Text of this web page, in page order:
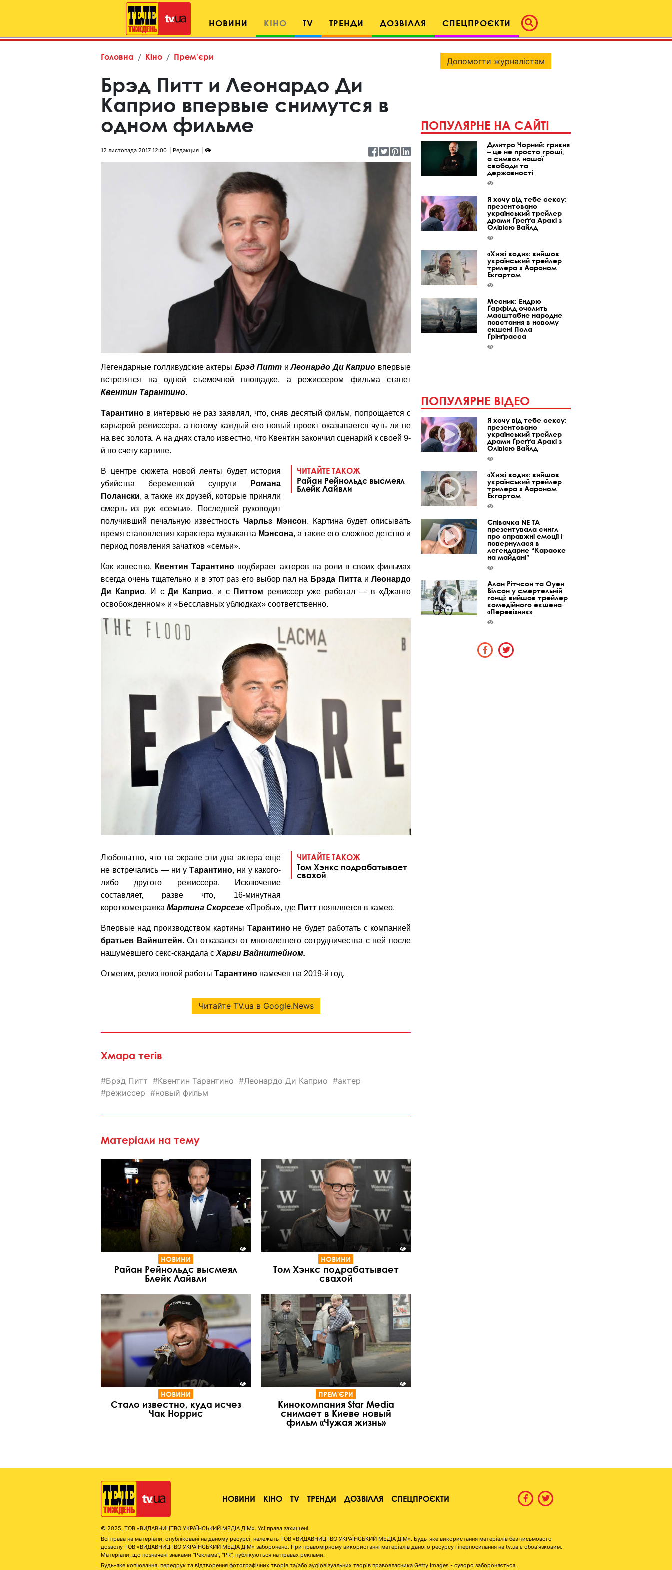
НОВИНИ КІНО TV ТРЕНДИ ДОЗВІЛЛЯ СПЕЦПРОЄКТИ
Головна Кіно Прем'єри
Брэд Питт и Леонардо Ди
Каприо впервые снимутся в
одном фильме
12 листопада 2017 12:00 Редакция
Легендарные голливудские актеры Брэд Питт иЛеонардо Ди Каприо впервые
встретятся на одной съемочной площадке, а режиссером фильма станет
Квентин Тарантино.
Тарантино в интервью не раз заявлял, что, сняв десятый фильм, попрощается с
карьерой режиссера, а потому каждый его новый проект оказывается чуть ли не
на вес золота. А на днях стало известно, что Квентин закончил сценарий к своей 9-
й по счету картине.
ЧИТАЙТЕ ТАКОЖ
Райан Рейнольдс высмеял
Блейк Лайвли
В центре сюжета новой ленты будет история
убийства беременной супруги
Романа
Полански, а также их друзей, которые приняли
смерть из рук «семьи». Последней руководит
получивший печальную известностьЧарльз Мэнсон. Картина будет описывать
время становления характера музыканта Мэнсона, а также его сложное детство и
период появления зачатков «семьи».
Как известно, Квентин Тарантино подбирает актеров на роли в своих фильмах
всегда очень тщательно и в этот раз его выбор пал на Брэда ПиттаиЛеонардо
Ди Каприо. И с Ди Каприо, и с Питтом режиссер уже работал — в «Джанго
освобожденном» и «Бесславных ублюдках» соответственно.
ЧИТАЙТЕ ТАКОЖ
Том Хэнкс подрабатывает
свахой
Любопытно, что на экране эти два актера еще
не встречались — ни у Тарантино, ни у какого-
либо другого режиссера. Исключение
составляет, разве что, 16-минутная
короткометражка Мартина Скорсезе «Пробы», где Питт появляется в камео.
Впервые над производством картины Тарантиноне будет работать с компанией
братьев Вайнштейн. Он отказался от многолетнего сотрудничества с ней после
нашумевшего секс-скандала с Харви Вайнштейном.
Отметим, релиз новой работы Тарантино намечен на 2019-й год.
Читайте TV.ua в Google.News
Хмара тегів
Брэд Питт Квентин Тарантино Леонардо Ди Каприо
актер
режиссер
новый фильм
Матеріали на тему
НОВИНИ
Райан Рейнольдс высмеял
Блейк Лайвли
НОВИНИ
Том Хэнкс подрабатывает
свахой
НОВИНИ
Стало известно, куда исчез
Чак Норрис
ПРЕМ'ЄРИ
Кинокомпания Star Media
снимает в Киеве новый
фильм «Чужая жизнь»
Допомогти журналістам
ПОПУЛЯРНЕ НА САЙТІ
Дмитро Чорний: гривня
– це не просто гроші,
а символ нашої
свободи та
державності
Я хочу від тебе сексу:
презентовано
український трейлер
драми Ґреґґа Аракі з
Олівією Вайлд
«Хижі води»: вийшов
український трейлер
трилера з Аароном
Екгартом
Месник: Ендрю
Ґарфілд очолить
масштабне народне
повстання в новому
екшені Пола
Ґрінґрасса
ПОПУЛЯРНЕ ВІДЕО
Я хочу від тебе сексу:
презентовано
український трейлер
драми Ґреґґа Аракі з
Олівією Вайлд
«Хижі води»: вийшов
український трейлер
трилера з Аароном
Екгартом
Співачка NE TA
презентувала сингл
про справжні емоції і
повернулася в
легендарне “Караоке
на майдані”
Алан Рітчсон та Оуен
Вілсон у смертельній
гонці: вийшов трейлер
комедійного екшена
«Перевізник»
НОВИНИ КІНО TV ТРЕНДИ ДОЗВІЛЛЯ СПЕЦПРОЄКТИ
© 2025, ТОВ «ВИДАВНИЦТВО УКРАЇНСЬКИЙ МЕДІА ДІМ». Усі права захищені.
Всі права на матеріали, опубліковані на даному ресурсі, належать ТОВ «ВИДАВНИЦТВО УКРАЇНСЬКИЙ МЕДІА ДІМ». Будь-яке використання матеріалів без письмового
дозволу ТОВ «ВИДАВНИЦТВО УКРАЇНСЬКИЙ МЕДІА ДІМ» заборонено. При правомірному використанні матеріалів даного ресурсу гіперпосилання на tv.ua є обов'язковим.
Матеріали, що позначені знаками "Реклама", "PR", публікуються на правах реклами.
Будь-яке копіювання, передрук та відтворення фотографічних творів та/або аудіовізуальних творів правовласника Getty Images - суворо забороняється.